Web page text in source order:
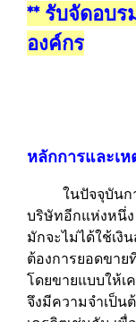
** รับจัดอบร
องค์กร
หลักการและเ
ในปัจจุบันการ
บริษัทอีกแห่งหนึ่
มักจะไม่ได้ใช้เงิ
ต้องการยอดขาย
โดยขายแบบให้เ
จึงมีความจำเป็น